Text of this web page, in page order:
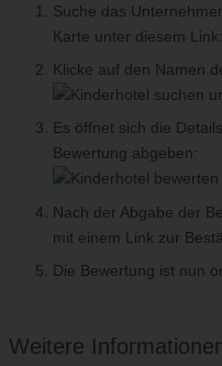
Suche das
Karte unter diesem
Klicke auf den Namen
Es öffnet sich die
Bewertung abgeben:
Nach der Abgabe der
mit einem Link zur
Die Bewertung ist nun
Weitere